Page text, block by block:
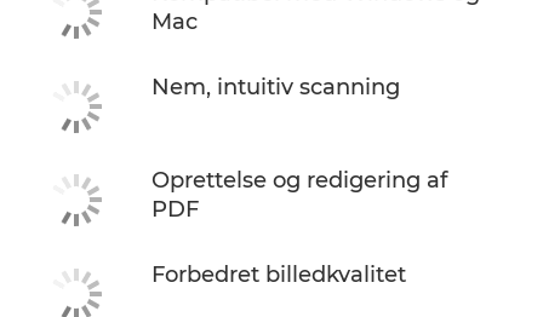
Mac
Nem, intuitiv scanning
Oprettelse og redigering af
PDF
Forbedret billedkvalitet